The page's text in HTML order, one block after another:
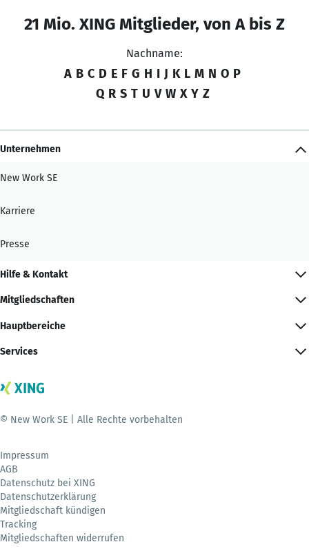
21 Mio. XING Mitglieder, von A bis Z
Nachname:
A B C D E F G H I J K L M N O P
Q R S T U V W X Y Z
Unternehmen
New Work SE
Karriere
Presse
Hilfe & Kontakt
Mitgliedschaften
Hauptbereiche
Services
© New Work SE | Alle Rechte vorbehalten
Impressum
AGB
Datenschutz bei XING
Datenschutzerklärung
Mitgliedschaft kündigen
Tracking
Mitgliedschaften widerrufen